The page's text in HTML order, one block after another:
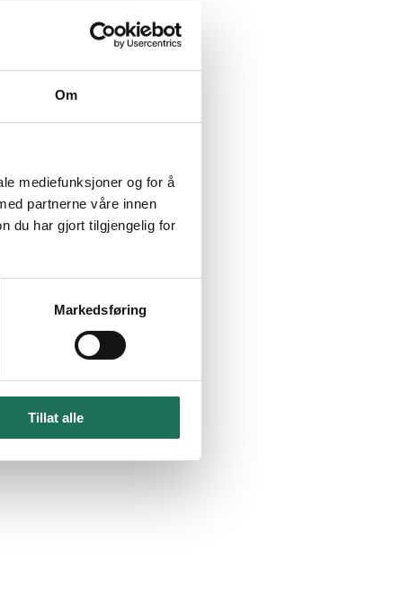
Om
mediefunksjoner og for å
partnerne våre innen
du har gjort tilgjengelig for
Markedsføring
Tillat alle